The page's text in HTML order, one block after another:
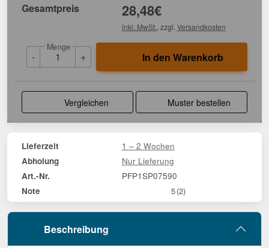
Gesamtpreis
28,48€
inkl. MwSt. , zzgl. Versandkosten
-
Menge
+ In den Warenkorb
Vergleichen Muster bestellen
Lieferzeit 1 – 2 Wochen
Abholung Nur Lieferung
Art.-Nr. PFP1SP07590
Note 5(2)
Beschreibung